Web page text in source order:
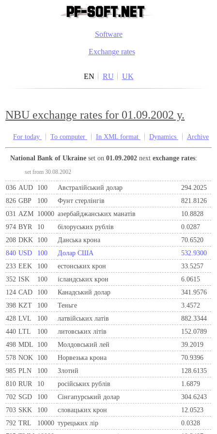
Software
Exchange rates
EN RU UK
NBU exchange rates for 01.09.2002 y.
For today To computer In XML format Dynamics Archive
National Bank of Ukraine set on01.09.2002 nextexchange rates:
set from 30.08.2002
036 AUD 100 Австралійський долар
294.2025
826 GBP 100 Фунт стерлінгів
821.8126
031 AZM 10000 азербайджанських манатів
10.8828
974 BYR 10 білоруських рублів
0.0287
208 DKK 100 Данська крона
70.6520
840 USD 100 Долар США
532.9300
233 EEK 100 естонських крон
33.5257
352 ISK 100 ісландських крон
6.0615
124 CAD 100 Канадський долар
341.9576
398 KZT 100 Теньге
3.4572
428 LVL 100 латвійських латів
882.3344
440 LTL 100 литовських літів
152.0789
498 MDL 100 Молдовський лей
39.2019
578 NOK 100 Норвезька крона
70.9396
985 PLN 100 Злотий
128.6135
810 RUR 10 росiйських рублiв
1.6879
702 SGD 100 Сінгапурський долар
304.6243
703 SKK 100 словацьких крон
12.0523
792 TRL 10000 турецьких лір
0.0328